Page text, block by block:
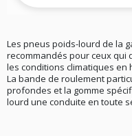
Les pneus poids-lourd de la
recommandés pour ceux qui
les conditions climatiques en
La bande de roulement
profondes et la gomme
lourd une conduite en toute